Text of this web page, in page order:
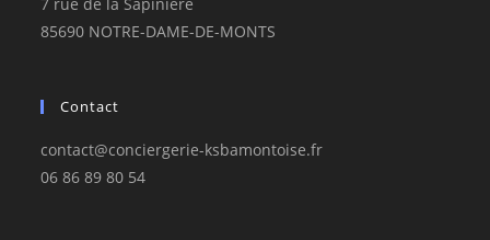
85690 NOTRE-DAME-DE-MONTS
Contact
contact@conciergerie-ksbamontoise.fr
06 86 89 80 54